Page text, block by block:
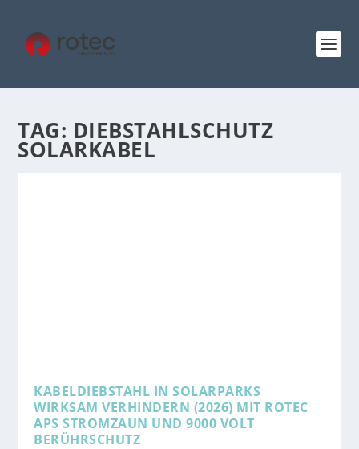
TAG: DIEBSTAHLSCHUTZ
SOLARKABEL
KABELDIEBSTAHL IN SOLARPARKS
WIRKSAM VERHINDERN (2026) MIT ROTEC
APS STROMZAUN UND 9000 VOLT
BERÜHRSCHUTZ